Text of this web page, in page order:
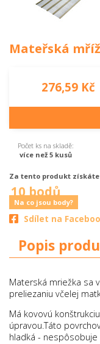
Mateřská
276,59 Kč
Počet ks na skladě:
více než 5 kusů
Za tento produkt
10 bodů
Na co jsou body?
Sdílet na
Popis
Materská mriežka sa
preliezaniu včelej
Má kovovú
úpravou.Táto
hladká - nespôsobuje